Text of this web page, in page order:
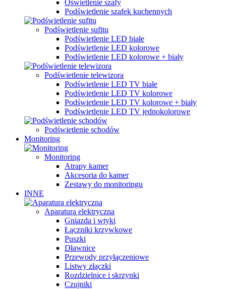
Oświetlenie szafy
Podświetlenie szafek kuchennych
Podświetlenie sufitu
Podświetlenie LED białe
Podświetlenie LED kolorowe
Podświetlenie LED kolorowe + biały
Podświetlenie telewizora
Podświetlenie LED TV białe
Podświetlenie LED TV kolorowe
Podświetlenie LED TV kolorowe + biały
Podświetlenie LED TV jednokolorowe
Podświetlenie schodów
Monitoring
Monitoring
Atrapy kamer
Akcesoria do kamer
Zestawy do monitoringu
INNE
Aparatura elektryczna
Gniazda i wtyki
Łączniki krzywkowe
Puszki
Dławnice
Przewody przyłączeniowe
Listwy złączki
Rozdzielnice i skrzynki
Czujniki